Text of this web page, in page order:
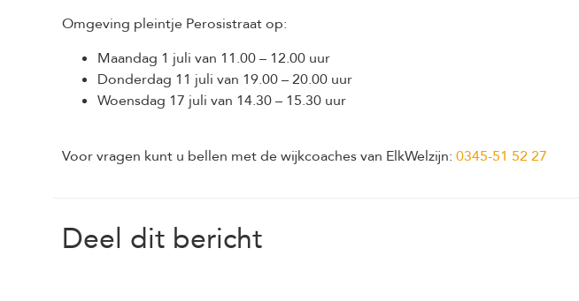
Omgeving pleintje Perosistraat op:
Maandag 1 juli van 11.00 – 12.00 uur
Donderdag 11 juli van 19.00 – 20.00 uur
Woensdag 17 juli van 14.30 – 15.30 uur
Voor vragen kunt u bellen met de wijkcoaches van ElkWelzijn: 0345-51 52 27
Deel dit bericht